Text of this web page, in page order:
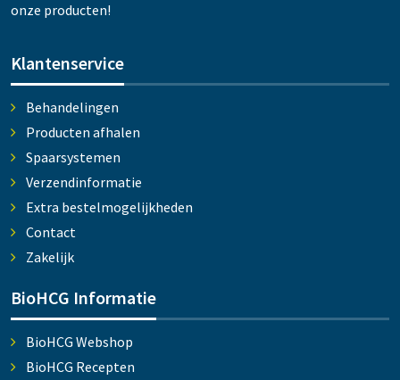
onze producten!
Klantenservice
Behandelingen
Producten afhalen
Spaarsystemen
Verzendinformatie
Extra bestelmogelijkheden
Contact
Zakelijk
BioHCG Informatie
BioHCG Webshop
BioHCG Recepten